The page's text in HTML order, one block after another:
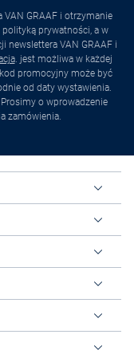
VAN GRAAF i otrzymanie
polityką prywatności, a w
newslettera VAN GRAAF i
. jest możliwa w każdej
promocyjny może być
od daty wystawienia.
o wprowadzenie
zamówienia.